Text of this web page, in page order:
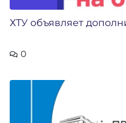
ХТУ объявляет
0